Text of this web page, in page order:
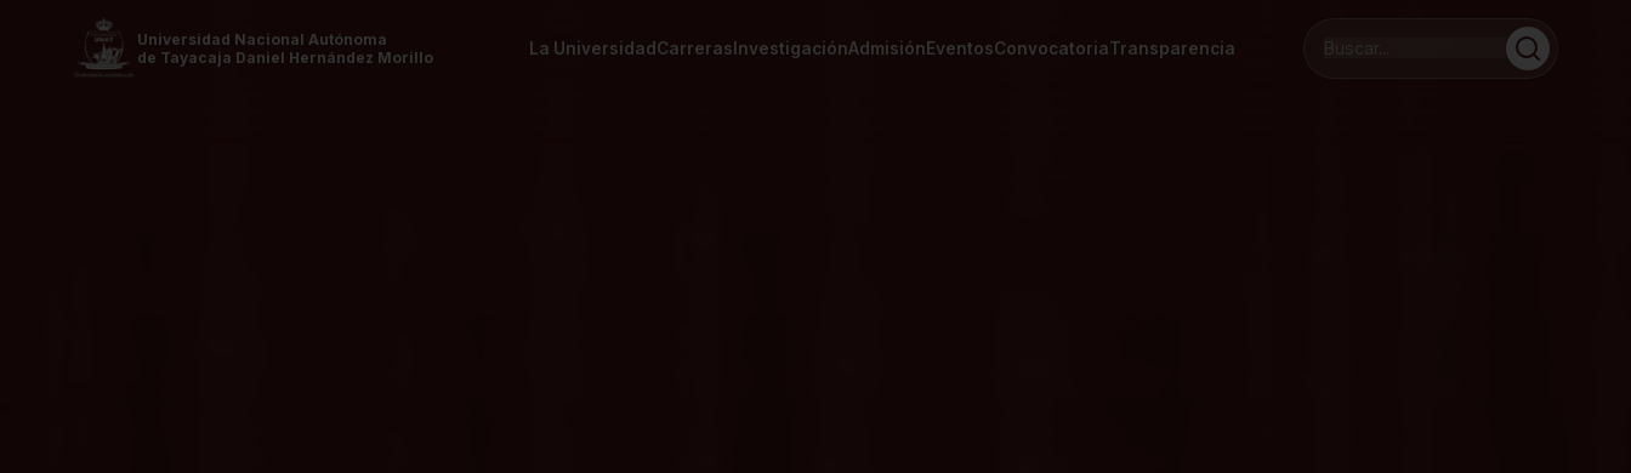
Universidad Nacional Autónoma
de Tayacaja Daniel Hernández Morillo
La Universidad Carreras InvestigaciónAdmisión EventosConvocatoriaTransparencia